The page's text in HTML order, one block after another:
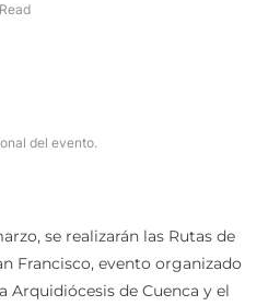
del evento.
se realizarán las Rutas de
Francisco, evento organizado
Arquidiócesis de Cuenca y el